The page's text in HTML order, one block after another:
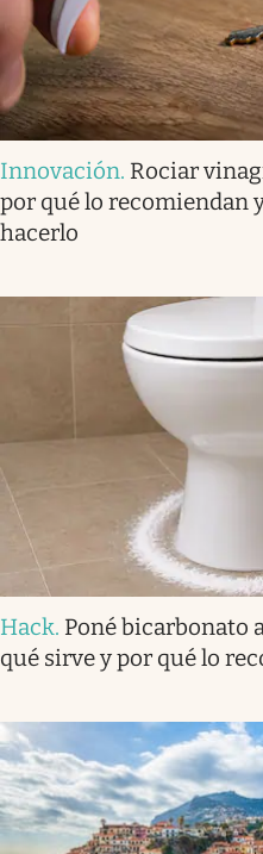
Innovación. Rociar
por qué lo recomiendan
hacerlo
Hack. Poné bicarbonato
qué sirve y por qué lo